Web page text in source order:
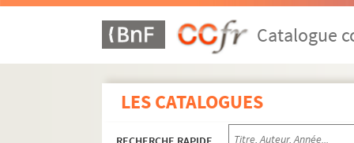
Catalogue
LES CATALOGUES